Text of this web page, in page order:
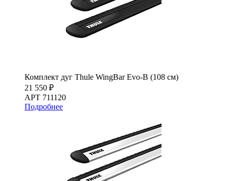
Комплект дуг Thule WingBar Evo-B (108 см)
21 550 ₽
АРТ 711120
Подробнее